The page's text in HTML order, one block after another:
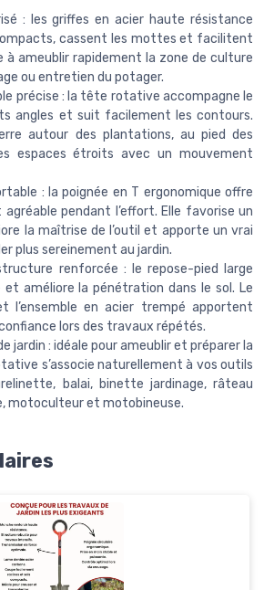
: les griffes en acier haute résistance
cassent les mottes et facilitent
à ameublir rapidement la zone de culture
ou entretien du potager.
précise : la tête rotative accompagne le
angles et suit facilement les contours.
autour des plantations, au pied des
espaces étroits avec un mouvement
: la poignée en T ergonomique offre
pendant l’effort. Elle favorise un
la maîtrise de l’outil et apporte un vrai
plus sereinement au jardin.
renforcée : le repose-pied large
améliore la pénétration dans le sol. Le
l’ensemble en acier trempé apportent
lors des travaux répétés.
jardin : idéale pour ameublir et préparer la
s’associe naturellement à vos outils
balai, binette jardinage, râteau
motoculteur et motobineuse.